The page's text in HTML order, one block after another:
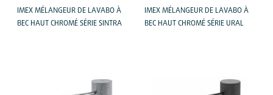
IMEX MÉLANGEUR DE LAVABO À
BEC HAUT CHROMÉ SÉRIE SINTRA
IMEX MÉLANGEUR DE LAVABO À
BEC HAUT CHROMÉ SÉRIE URAL